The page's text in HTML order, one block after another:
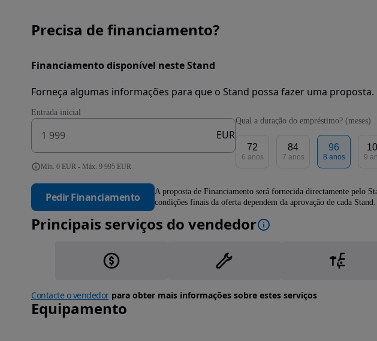
Precisa de financiamento?
Financiamento disponível neste Stand
Forneça algumas informações para que o Stand possa fazer uma proposta.
Entrada inicial
EUR
Mín. 0 EUR - Máx. 9 995 EUR
Qual a duração do empréstimo? (meses)
72
6 anos
84
7 anos
96
8 anos 9
Pedir Financiamento
A proposta de Financiamento será fornecida directamente pelo
condições finais da oferta dependem da aprovação de cada Stand.
Principais serviços do vendedor
Contacte o vendedorpara obter mais informações sobre estes serviços
Equipamento